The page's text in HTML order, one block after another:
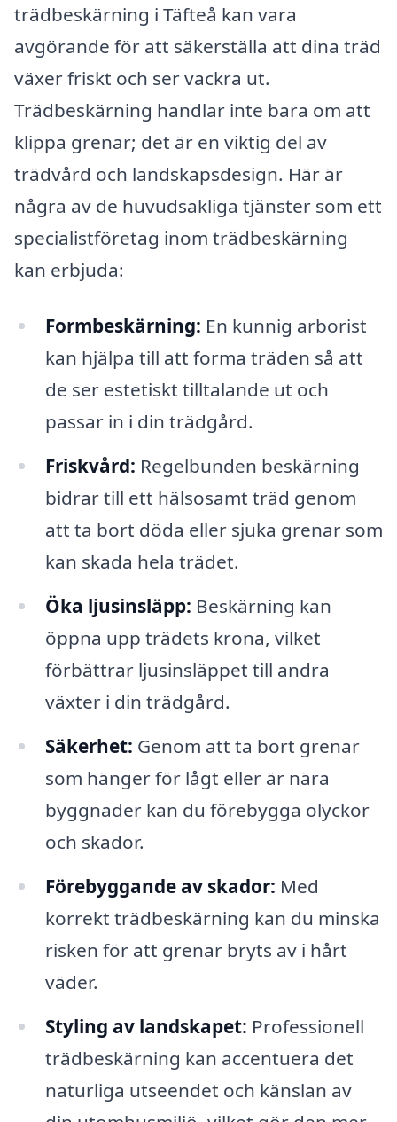
trädbeskärning i Täfteå kan vara
avgörande för att säkerställa att dina träd
växer friskt och ser vackra ut.
Trädbeskärning handlar inte bara om att
klippa grenar; det är en viktig del av
trädvård och landskapsdesign. Här är
några av de huvudsakliga tjänster som ett
specialistföretag inom trädbeskärning
kan erbjuda:
Formbeskärning: En kunnig arborist
kan hjälpa till att forma träden så att
de ser estetiskt tilltalande ut och
passar in i din trädgård.
Friskvård: Regelbunden beskärning
bidrar till ett hälsosamt träd genom
att ta bort döda eller sjuka grenar som
kan skada hela trädet.
Öka ljusinsläpp: Beskärning kan
öppna upp trädets krona, vilket
förbättrar ljusinsläppet till andra
växter i din trädgård.
Säkerhet: Genom att ta bort grenar
som hänger för lågt eller är nära
byggnader kan du förebygga olyckor
och skador.
Förebyggande av skador: Med
korrekt trädbeskärning kan du minska
risken för att grenar bryts av i hårt
väder.
Styling av landskapet: Professionell
trädbeskärning kan accentuera det
naturliga utseendet och känslan av